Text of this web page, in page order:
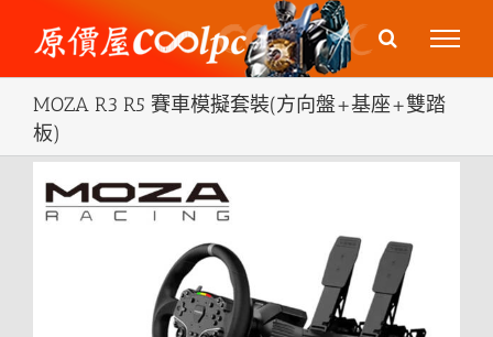
content
MOZA R3 R5 賽車模擬套裝(方向盤+基座+雙踏
板)
View
Larger